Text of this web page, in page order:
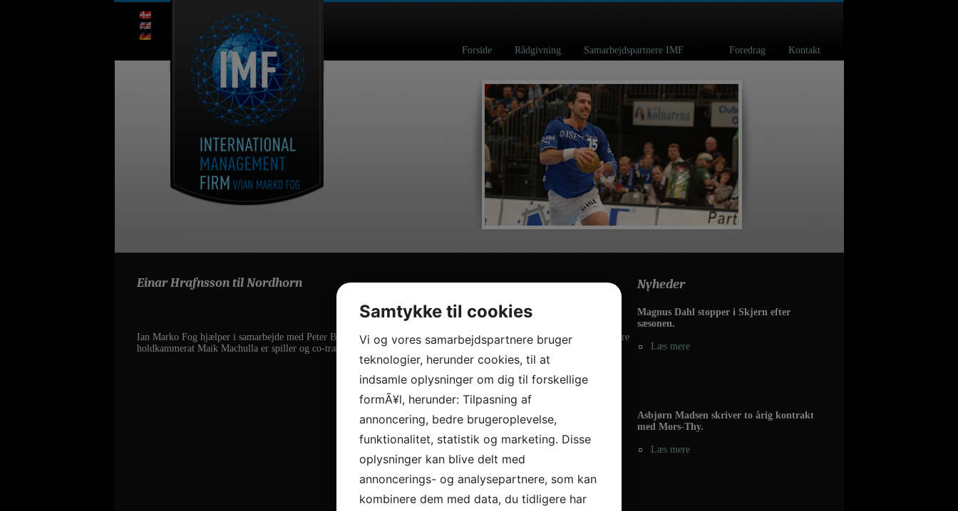
Forside Rådgivning Samarbejdspartnere IMF Foredrag Kontakt
Einar Hrafnsson til Nordhorn
Ian Marko Fog hjælper i samarbejde med Peter Bertelsen, Einar Ingi Hrafnsson til Nordhorn, hvor min gode ven tidligere
holdkammerat Maik Machulla er spiller og co-træner.
Nyheder
Magnus Dahl stopper i Skjern efter
sæsonen.
Læs mere
Asbjørn Madsen skriver to årig kontrakt
med Mors-Thy.
Læs mere
Samtykke til cookies
Vi og vores samarbejdspartnere bruger
teknologier, herunder cookies, til at
indsamle oplysninger om dig til forskellige
formÃ¥l, herunder: Tilpasning af
annoncering, bedre brugeroplevelse,
funktionalitet, statistik og marketing. Disse
oplysninger kan blive delt med
annoncerings- og analysepartnere, som kan
kombinere dem med data, du tidligere har